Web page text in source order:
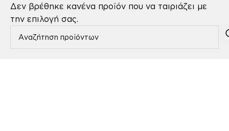
Δεν βρέθηκε κανένα προϊόν που να ταιριάζει με
την επιλογή σας.